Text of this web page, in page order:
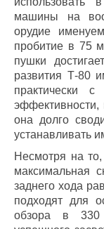
машины на
орудие
пробитие в 75
пушки
развития Т-80
практически
эффективности,
она долго
устанавливать
Несмотря на
максимальная
заднего хода
подходят для
обзора в 330